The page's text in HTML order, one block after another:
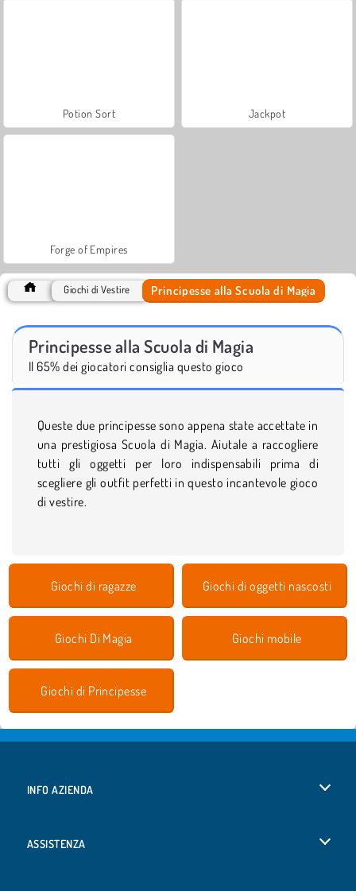
Potion Sort Jackpot
Forge of Empires
Giochi di Vestire Principesse alla Scuola di Magia
Principesse alla Scuola di Magia
Il 65% dei giocatori consiglia questo gioco
Queste due principesse sono appena state accettate in
una prestigiosa Scuola di Magia. Aiutale a raccogliere
tutti gli oggetti per loro indispensabili prima di
scegliere gli outfit perfetti in questo incantevole gioco
di vestire.
Giochi di ragazze Giochi di oggetti nascosti
Giochi Di Magia Giochi mobile
Giochi di Principesse
INFO AZIENDA
ASSISTENZA